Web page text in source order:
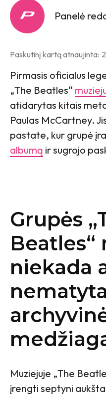
Panelė
Paskutinį kartą atnaujinta:
Pirmasis oficialus
„The Beatles“
atidarytas kitais
Paulas McCartney.
pastate, kur grupė
albumą ir sugrojo
Grupės
Beatles“
niekada
nematyta
Muziejuje „The
įrengti septyni